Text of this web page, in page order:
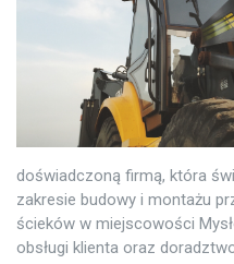
doświadczoną firmą, która
zakresie budowy i montażu
ścieków w miejscowości
obsługi klienta oraz